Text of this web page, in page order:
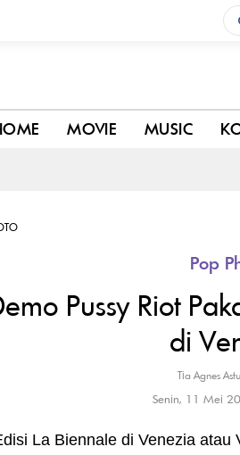
MOVIE MUSIC
Riot Pakai Topeng Balaclava Pink di
Pop
Pussy Riot
di
Tia Agnes
Senin, 11 Mei
La Biennale di Venezia atau